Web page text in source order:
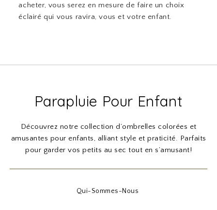
acheter, vous serez en mesure de faire un choix
éclairé qui vous ravira, vous et votre enfant.
Parapluie Pour Enfant
Découvrez notre collection d’ombrelles colorées et
amusantes pour enfants, alliant style et praticité. Parfaits
pour garder vos petits au sec tout en s’amusant!
Qui-Sommes-Nous